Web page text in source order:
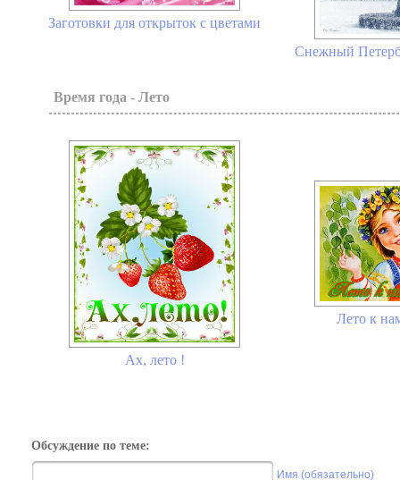
Заготовки для открыток с цветами
Снежный
Время года - Лето
Ах, лето !
Лето к
Обсуждение по теме:
Имя (обязательно)